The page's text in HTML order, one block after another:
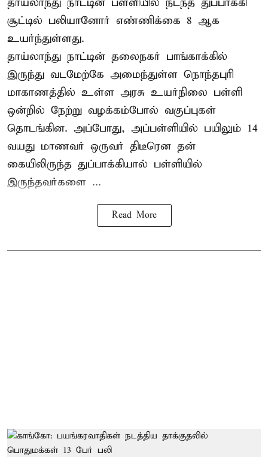
சூட்டில் பலியானோர் எண்ணிக்கை 8 ஆக
உயர்ந்துள்ளது.
தாய்லாந்து நாட்டின் தலைநகர் பாங்காக்கில்
இருந்து வடமேற்கே அமைந்துள்ள நொந்தபுரி
மாகாணத்தில் உள்ள அரசு உயர்நிலை பள்ளி
ஒன்றில் நேற்று வழக்கம்போல் வகுப்புகள்
தொடங்கின. அப்போது, அப்பள்ளியில் பயிலும் 14
வயது மாணவர் ஒருவர் திடீரென தன்
கையிலிருந்த துப்பாக்கியால் பள்ளியில்
இருந்தவர்களை ...
Read More